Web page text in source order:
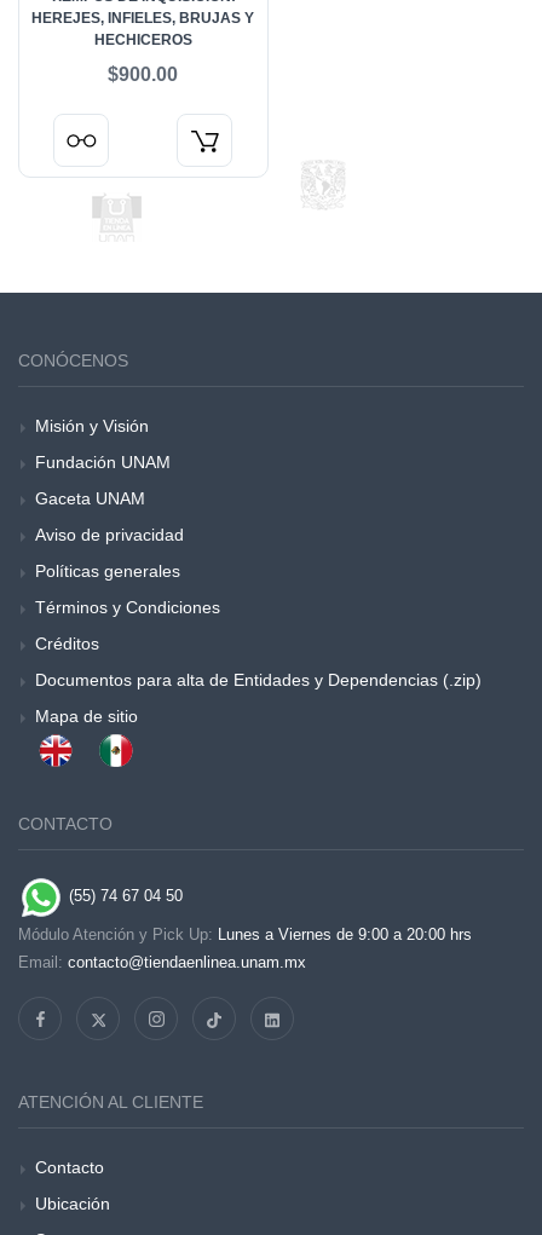
HEREJES, INFIELES, BRUJAS Y
HECHICEROS
$900.00
CONÓCENOS
Misión y Visión
Fundación UNAM
Gaceta UNAM
Aviso de privacidad
Políticas generales
Términos y Condiciones
Créditos
Documentos para alta de Entidades y Dependencias (.zip)
Mapa de sitio
CONTACTO
(55) 74 67 04 50
Módulo Atención y Pick Up: Lunes a Viernes de 9:00 a 20:00 hrs
Email: contacto@tiendaenlinea.unam.mx
ATENCIÓN AL CLIENTE
Contacto
Ubicación